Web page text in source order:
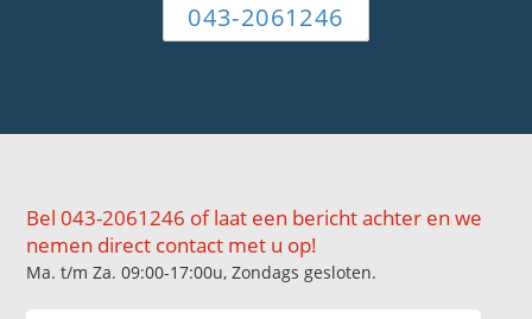
043-2061246
Bel 043-2061246 of laat een bericht achter en we
nemen direct contact met u op!
Ma. t/m Za. 09:00-17:00u, Zondags gesloten.